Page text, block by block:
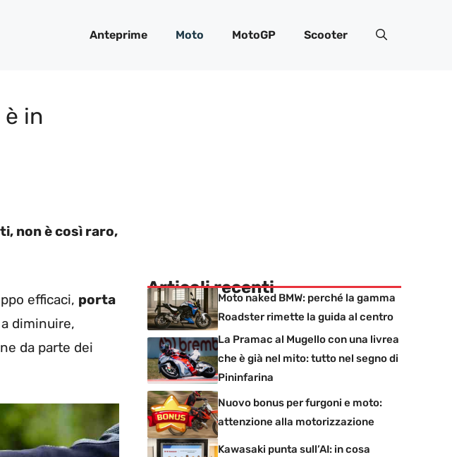
Anteprime Moto MotoGP Scooter
in
non è così raro,
efficaci, porta
diminuire,
da parte dei
Articoli recenti
Moto naked BMW: perché la gamma
Roadster rimette la guida al centro
La Pramac al Mugello con una livrea
che è già nel mito: tutto nel segno di
Pininfarina
Nuovo bonus per furgoni e moto:
attenzione alla motorizzazione
Kawasaki punta sull’AI: in cosa